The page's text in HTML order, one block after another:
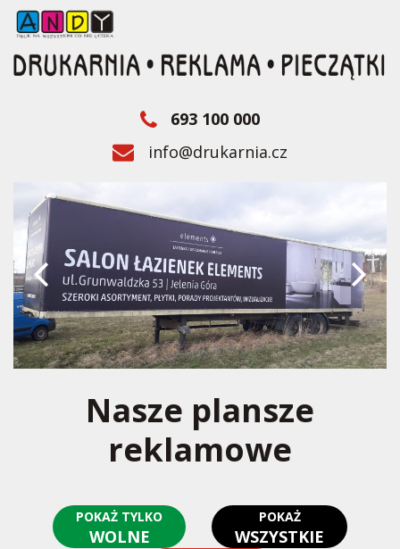
693 100 000
info@drukarnia.cz
Nasze plansze
reklamowe
POKAŻ TYLKO
WOLNE
POKAŻ
WSZYSTKIE